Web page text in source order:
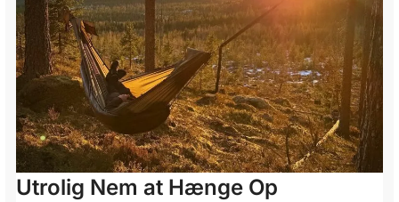
Utrolig Nem at Hænge Op